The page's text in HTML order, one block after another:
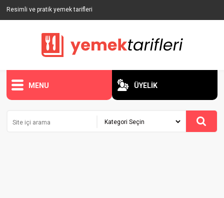
Resimli ve pratik yemek tarifleri
MENU ÜYELİK